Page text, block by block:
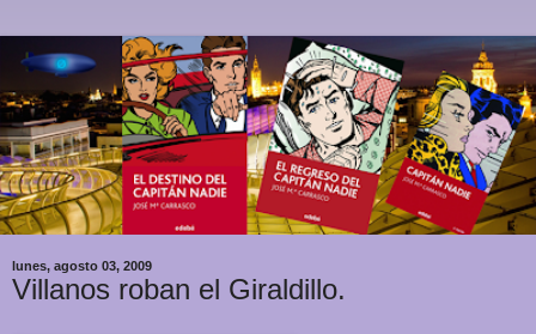
lunes, agosto 03, 2009
Villanos roban el Giraldillo.